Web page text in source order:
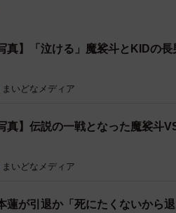
真】「泣ける」魔裟斗とKIDの
まいどなメディア
真】伝説の一戦となった魔裟斗
まいどなメディア
蓮が引退か「死にたくないから